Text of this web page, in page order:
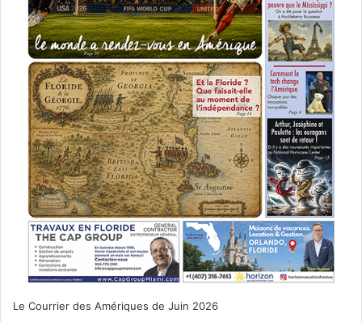
Le Courrier des Amériques de Juin 2026